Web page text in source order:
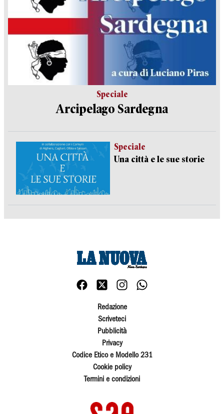
Speciale
Arcipelago Sardegna
Speciale
Una città e le sue storie
Redazione
Scriveteci
Pubblicità
Privacy
Codice Etico e Modello 231
Cookie policy
Termini e condizioni